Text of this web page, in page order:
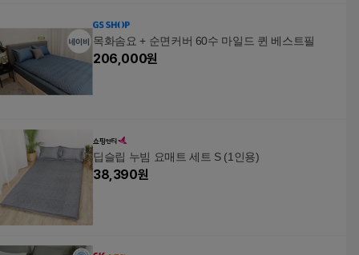
목화솜요 + 순면커버 60수 마일드 퀸 베스트필
206,000원
딥슬립 누빔 요매트 세트 S (1인용)
38,390원